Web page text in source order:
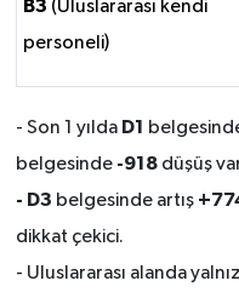
B3 (Uluslararası kendi
personeli)
- Son 1 yılda D1
belgesinde -918düşüş
- D3 belgesinde artış
dikkat çekici.
- Uluslararası alanda